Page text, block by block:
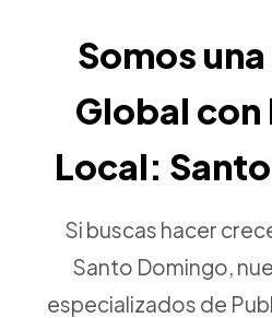
Somos
Global
Local:
Si buscas hacer
Santo Domingo,
especializados de